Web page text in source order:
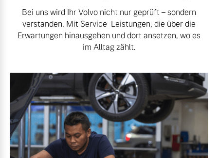
Bei uns wird Ihr Volvo nicht nur geprüft – sondern
verstanden. Mit Service-Leistungen, die über die
Erwartungen hinausgehen und dort ansetzen, wo es
im Alltag zählt.